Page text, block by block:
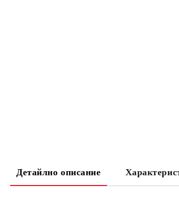
Детайлно описание